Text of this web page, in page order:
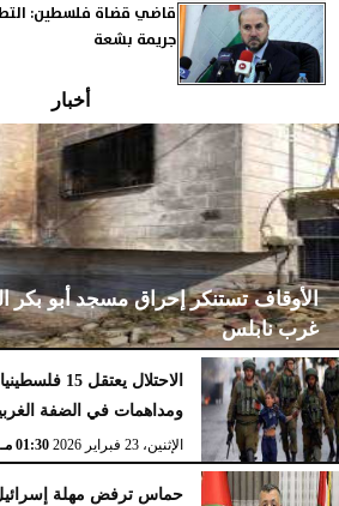
قاضي قضاة فلسطين:
جريمة بشعة
أخبار
الأوقاف تستنكر إحراق مسجد أبو
غرب نابلس
الإثنين، 23 فبراير 2026 02:15 مـ
الاحتلال
ومداهمات في الضفة
الإثنين، 23 فبراير 2026 01:30 مـ
حماس ترفض مهلة إسرائيل